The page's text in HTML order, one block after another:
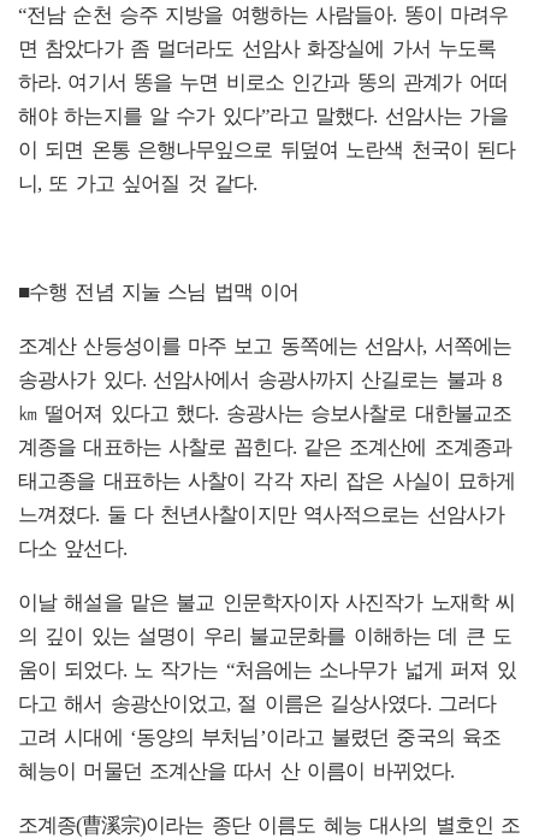
“전남 순천 승주 지방을 여행하는 사람들아. 똥이 마려우
면 참았다가 좀 멀더라도 선암사 화장실에 가서 누도록
하라. 여기서 똥을 누면 비로소 인간과 똥의 관계가 어떠
해야 하는지를 알 수가 있다”라고 말했다. 선암사는 가을
이 되면 온통 은행나무잎으로 뒤덮여 노란색 천국이 된다
니, 또 가고 싶어질 것 같다.
■수행 전념 지눌 스님 법맥 이어
조계산 산등성이를 마주 보고 동쪽에는 선암사, 서쪽에는
송광사가 있다. 선암사에서 송광사까지 산길로는 불과 8
㎞ 떨어져 있다고 했다. 송광사는 승보사찰로 대한불교조
계종을 대표하는 사찰로 꼽힌다. 같은 조계산에 조계종과
태고종을 대표하는 사찰이 각각 자리 잡은 사실이 묘하게
느껴졌다. 둘 다 천년사찰이지만 역사적으로는 선암사가
다소 앞선다.
이날 해설을 맡은 불교 인문학자이자 사진작가 노재학 씨
의 깊이 있는 설명이 우리 불교문화를 이해하는 데 큰 도
움이 되었다. 노 작가는 “처음에는 소나무가 넓게 퍼져 있
다고 해서 송광산이었고, 절 이름은 길상사였다. 그러다
고려 시대에 ‘동양의 부처님’이라고 불렸던 중국의 육조
혜능이 머물던 조계산을 따서 산 이름이 바뀌었다.
조계종(曹溪宗)이라는 종단 이름도 혜능 대사의 별호인 조